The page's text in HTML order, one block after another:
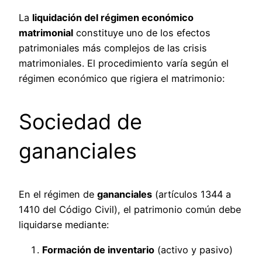
La liquidación del régimen económico
matrimonial constituye uno de los efectos
patrimoniales más complejos de las crisis
matrimoniales. El procedimiento varía según el
régimen económico que rigiera el matrimonio:
Sociedad de
gananciales
En el régimen de gananciales (artículos 1344 a
1410 del Código Civil), el patrimonio común debe
liquidarse mediante:
Formación de inventario (activo y pasivo)